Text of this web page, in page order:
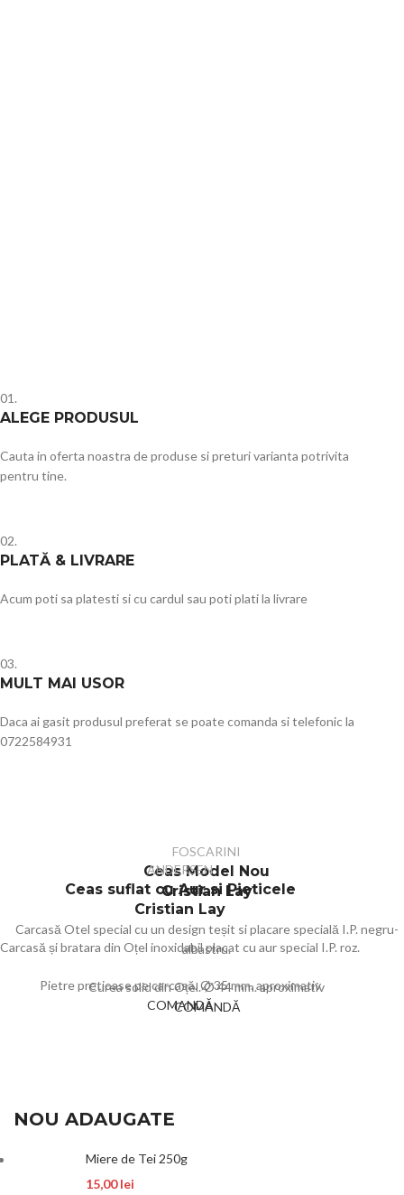
01.
ALEGE PRODUSUL
Cauta in oferta noastra de produse si preturi varianta potrivita
pentru tine.
02.
PLATĂ & LIVRARE
Acum poti sa platesti si cu cardul sau poti plati la livrare
03.
MULT MAI USOR
Daca ai gasit produsul preferat se poate comanda si telefonic la
0722584931
FOSCARINI
Ceas Model Nou
Cristian Lay
Carcasă Otel special cu un design teșit si placare specială I.P. negru-
albastru.
Curea solid din Oțel.Ø 44 mm.aproximativ
COMANDĂ
ANDERSEN
Ceas suflat cu Aur si Pieticele
Cristian Lay
Carcasă și bratara din Oțel inoxidabil placat cu aur special I.P. roz.
Pietre pretioase pe carcasă. Ø 35 mm. aproximativ
COMANDĂ
NOU ADAUGATE
Miere de Tei 250g
15,00lei